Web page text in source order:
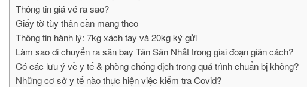
Thông tin giá vé ra sao?
Giấy tờ tùy thân cần mang theo
Thông tin hành lý: 7kg xách tay và 20kg ký gửi
Làm sao di chuyển ra sân bay Tân Sân Nhất trong giai đoạn giãn cách?
Có các lưu ý về y tế & phòng chống dịch trong quá trình chuẩn bị không?
Những cơ sở y tế nào thực hiện việc kiểm tra Covid?